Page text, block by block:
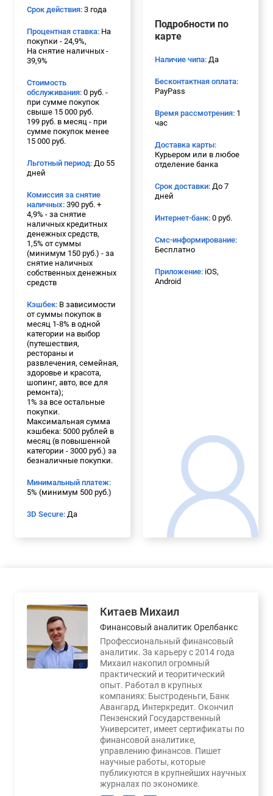
Срок действия: 3 года
Процентная ставка: На
покупки - 24,9%,
На снятие наличных -
39,9%
Стоимость
обслуживания: 0 руб. -
при сумме покупок
свыше 15 000 руб.
199 руб. в месяц - при
сумме покупок менее
15 000 руб.
Льготный период: До 55
дней
Комиссия за снятие
наличных: 390 руб. +
4,9% - за снятие
наличных кредитных
денежных средств,
1,5% от суммы
(минимум 150 руб.) - за
снятие наличных
собственных денежных
средств
Кэшбек: В зависимости
от суммы покупок в
месяц 1-8% в одной
категории на выбор
(путешествия,
рестораны и
развлечения, семейная,
здоровье и красота,
шопинг, авто, все для
ремонта);
1% за все остальные
покупки.
Максимальная сумма
кэшбека: 5000 рублей в
месяц (в повышенной
категории - 3000 руб.) за
безналичные покупки.
Минимальный платеж:
5% (минимум 500 руб.)
3D Secure: Да
Подробности по
карте
Наличие чипа: Да
Бесконтактная оплата:
PayPass
Время рассмотрения: 1
час
Доставка карты:
Курьером или в любое
отделение банка
Срок доставки: До 7
дней
Интернет-банк: 0 руб.
Смс-информирование:
Бесплатно
Приложение: iOS,
Android
Китаев Михаил
Финансовый аналитик Орелбанкс
Профессиональный финансовый
аналитик. За карьеру с 2014 года
Михаил накопил огромный
практический и теоритический
опыт. Работал в крупных
компаниях: Быстроденьги, Банк
Авангард, Интеркредит. Окончил
Пензенский Государственный
Университет, имеет сертификаты по
финансовой аналитике,
управлению финансов. Пишет
научные работы, которые
публикуются в крупнейших научных
журналах по экономике.